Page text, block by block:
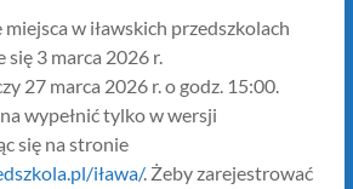
w iławskich przedszkolach
3 marca 2026 r.
27 marca 2026 r. o godz. 15:00.
wypełnić tylko w wersji
się na stronie
iława/. Żeby zarejestrować